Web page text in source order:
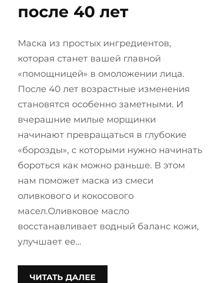
после 40 лет
Маска из простых ингредиентов,
которая станет вашей главной
«помощницей» в омоложении лица.
После 40 лет возрастные изменения
становятся особенно заметными. И
вчерашние милые морщинки
начинают превращаться в глубокие
«борозды», с которыми нужно начинать
бороться как можно раньше. В этом
нам поможет маска из смеси
оливкового и кокосового
масел.Оливковое масло
восстанавливает водный баланс кожи,
улучшает ее…
ЧИТАТЬ ДАЛЕЕ